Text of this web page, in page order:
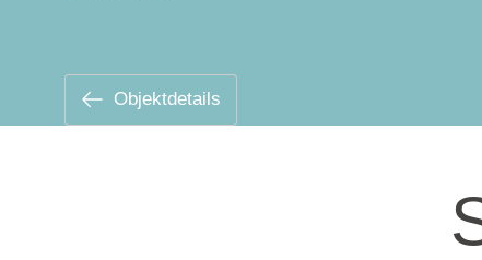
Sonderangebote
Objektdetails